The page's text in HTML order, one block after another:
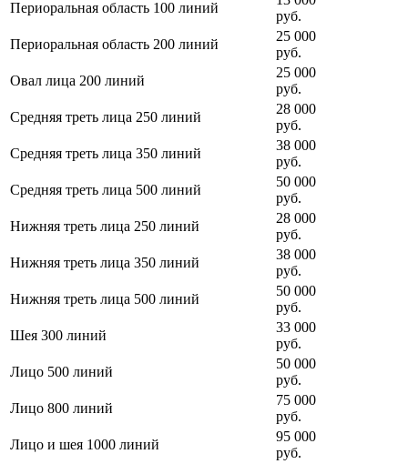
Периоральная область 100 линий
руб.
Периоральная область 200 линий
25 000
руб.
Овал лица 200 линий
25 000
руб.
Средняя треть лица 250 линий
28 000
руб.
Средняя треть лица 350 линий
38 000
руб.
Средняя треть лица 500 линий
50 000
руб.
Нижняя треть лица 250 линий
28 000
руб.
Нижняя треть лица 350 линий
38 000
руб.
Нижняя треть лица 500 линий
50 000
руб.
Шея 300 линий
33 000
руб.
Лицо 500 линий
50 000
руб.
Лицо 800 линий
75 000
руб.
Лицо и шея 1000 линий
95 000
руб.